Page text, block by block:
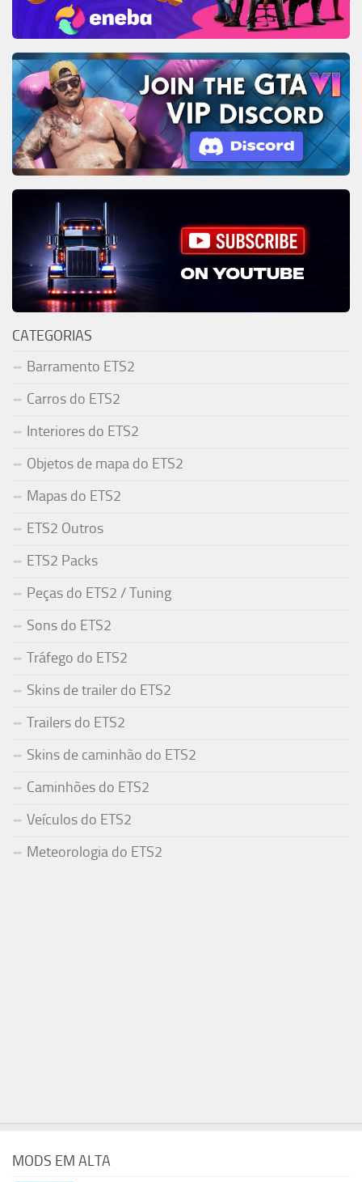
CATEGORIAS
Barramento ETS2
Carros do ETS2
Interiores do ETS2
Objetos de mapa do ETS2
Mapas do ETS2
ETS2 Outros
ETS2 Packs
Peças do ETS2 / Tuning
Sons do ETS2
Tráfego do ETS2
Skins de trailer do ETS2
Trailers do ETS2
Skins de caminhão do ETS2
Caminhões do ETS2
Veículos do ETS2
Meteorologia do ETS2
MODS EM ALTA